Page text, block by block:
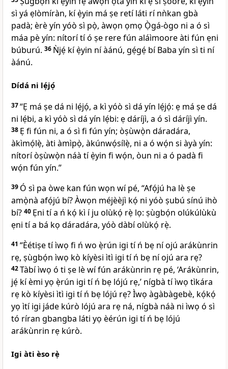
sì yá ẹlòmíràn, kí ẹ̀yin má ṣe retí láti rí nǹkan gbà
padà; èrè yín yóò sì pọ̀, àwọn ọmọ Ọ̀gá-ògo ni a ó sì
máa pè yín: nítorí tí ó ṣe rere fún aláìmoore àti fún ẹni
búburú. 36 Ǹjẹ́ kí ẹ̀yin ní àánú, gẹ́gẹ́ bí Baba yín sì ti ní
àánú.
Dídá ni lẹ́jọ́
37“Ẹ má ṣe dá ni lẹ́jọ́, a kì yóò sì dá yín lẹ́jọ́: ẹ má ṣe dá
ni lẹ́bi, a kì yóò sì dá yín lẹ́bi: ẹ dáríjì, a ó sì dáríjì yín.
38 Ẹ fi fún ni, a ó sì fi fún yín; òṣùwọ̀n dáradára,
àkìmọ́lẹ̀, àti àmìpọ̀, àkúnwọ́sílẹ̀, ni a ó wọ́n si àyà yín:
nítorí òṣùwọ̀n náà tí ẹ̀yin fi wọ́n, òun ni a ó padà fi
wọ́n fún yín.”
39 Ó sì pa òwe kan fún wọn wí pé, “Afọ́jú ha lè ṣe
amọ̀nà afọ́jú bí? Àwọn méjèèjì kọ́ ni yóò ṣubú sínú ihò
bí? 40 Ẹni tí a ń kọ́ kì í ju olùkọ́ rẹ̀ lọ: ṣùgbọ́n olúkúlùkù
ẹni tí a bá kọ dáradára, yóò dàbí olùkọ́ rẹ̀.
41 “Èétiṣe tí ìwọ fi ń wo ẹ̀rún igi tí ń bẹ ní ojú arákùnrin
rẹ, ṣùgbọ́n ìwọ kò kíyèsi ìtì igi tí ń bẹ ní ojú ara rẹ?
42Tàbí ìwọ ó ti ṣe lè wí fún arákùnrin rẹ pé, ‘Arákùnrin,
jẹ́ kí èmi yọ ẹ̀rún igi tí ń bẹ lójú rẹ,’ nígbà tí ìwọ tìkára
rẹ kò kíyèsi ìtì igi tí ń bẹ lójú rẹ? Ìwọ àgàbàgebè, kọ́kọ́
yọ ìtí igi jáde kúrò lójú ara rẹ ná, nígbà náà ni ìwọ ó sì
tó ríran gbangba láti yọ èérún igi tí ń bẹ lójú
arákùnrin rẹ kúrò.
Igi àti èso rẹ̀